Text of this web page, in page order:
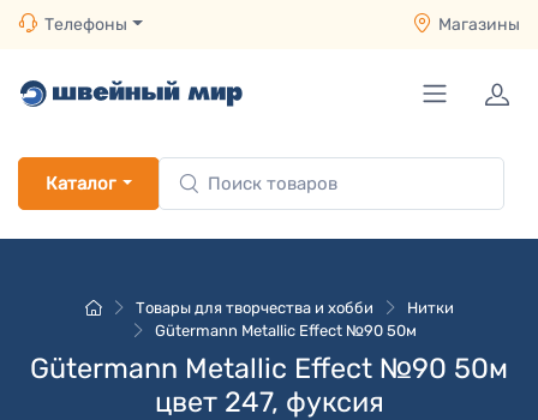
Телефоны Магазины
Каталог
Товары для творчества и хобби
Нитки
Gütermann Metallic Effect №90 50м
Gütermann Metallic Effect №90 50м
цвет 247, фуксия